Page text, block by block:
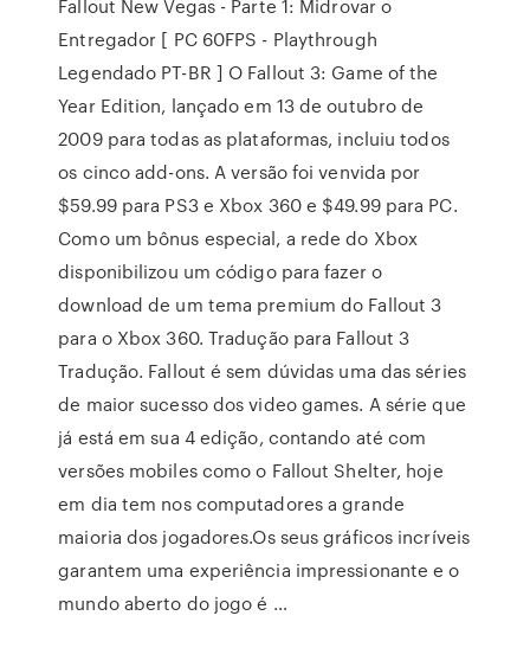
Fallout New Vegas - Parte 1: Midrovar o
Entregador [ PC 60FPS - Playthrough
Legendado PT-BR ] O Fallout 3: Game of the
Year Edition, lançado em 13 de outubro de
2009 para todas as plataformas, incluiu todos
os cinco add-ons. A versão foi venvida por
$59.99 para PS3 e Xbox 360 e $49.99 para PC.
Como um bônus especial, a rede do Xbox
disponibilizou um código para fazer o
download de um tema premium do Fallout 3
para o Xbox 360. Tradução para Fallout 3
Tradução. Fallout é sem dúvidas uma das séries
de maior sucesso dos video games. A série que
já está em sua 4 edição, contando até com
versões mobiles como o Fallout Shelter, hoje
em dia tem nos computadores a grande
maioria dos jogadores.Os seus gráficos incríveis
garantem uma experiência impressionante e o
mundo aberto do jogo é …